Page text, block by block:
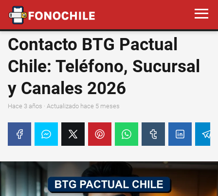
Contacto BTG Pactual
Chile: Teléfono, Sucursal
y Canales 2026
hace 3 años · Actualizado hace 5 meses